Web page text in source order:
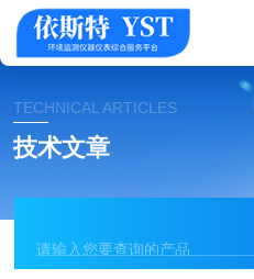
TECHNICAL ARTICLES
技术文章